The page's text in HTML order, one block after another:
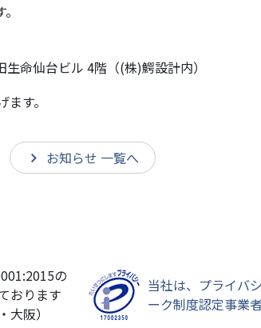
命仙台ビル 4階（(株)鰐設計内）
す。
お知らせ 一覧へ
の
おります
大阪）
当社は、プライバ
ーク制度認定事業